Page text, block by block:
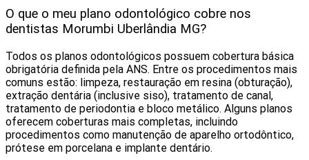
O que o meu plano odontológico cobre nos
dentistas Morumbi Uberlândia MG?
Todos os planos odontológicos possuem cobertura básica
obrigatória definida pela ANS. Entre os procedimentos mais
comuns estão: limpeza, restauração em resina (obturação),
extração dentária (inclusive siso), tratamento de canal,
tratamento de periodontia e bloco metálico. Alguns planos
oferecem coberturas mais completas, incluindo
procedimentos como manutenção de aparelho ortodôntico,
prótese em porcelana e implante dentário.